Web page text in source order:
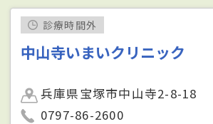
診療時間外
中山寺いまいクリニック
兵庫県宝塚市中山寺2-8-18
0797-86-2600